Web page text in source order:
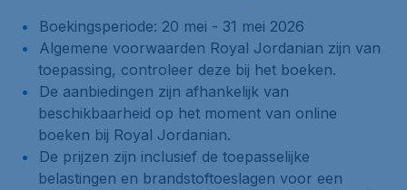
Boekingsperiode: 20 mei - 31 mei 2026
Algemene voorwaarden Royal Jordanian zijn van
toepassing, controleer deze bij het boeken.
De aanbiedingen zijn afhankelijk van
beschikbaarheid op het moment van online
boeken bij Royal Jordanian.
De prijzen zijn inclusief de toepasselijke
belastingen en brandstoftoeslagen voor een